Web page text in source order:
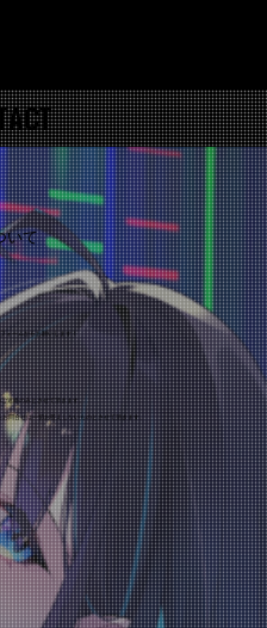
ォームからお願いします！
連絡のみとさせて頂きます。
問合せは一切お答えしないものとさせて頂きます。
いて